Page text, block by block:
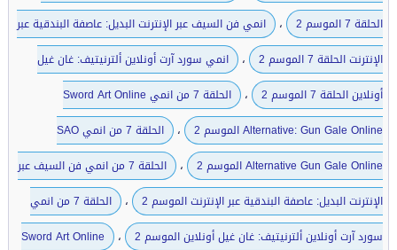
الحلقة 7 الموسم 2
،
انمي فن السيف عبر الإنترنت البديل: عاصفة البندقية عبر
الإنترنت الحلقة 7 الموسم 2
،
انمي سورد آرت أونلاين ألترنيتيف: غان غيل
أونلاين الحلقة 7 الموسم 2
،
الحلقة 7 من انمي Sword Art Online
Alternative: Gun Gale Online الموسم 2
،
الحلقة 7 من انمي SAO
Alternative Gun Gale Online الموسم 2
،
الحلقة 7 من انمي فن السيف عبر
الإنترنت البديل: عاصفة البندقية عبر الإنترنت الموسم 2
،
الحلقة 7 من انمي
سورد آرت أونلاين ألترنيتيف: غان غيل أونلاين الموسم 2
،
Sword Art Online